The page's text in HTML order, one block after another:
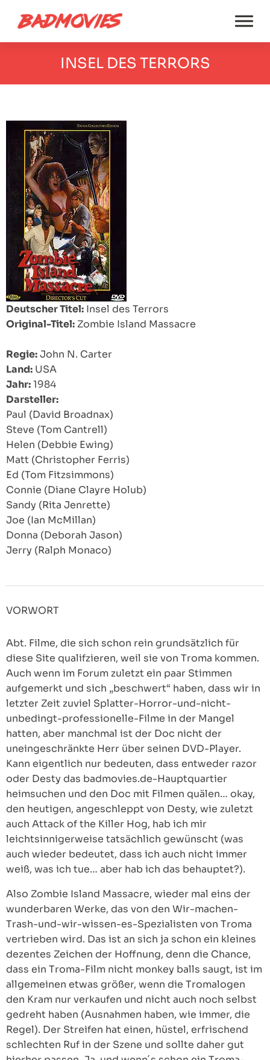
INSEL DES TERRORS
Deutscher Titel: Insel des Terrors
Original-Titel: Zombie Island Massacre
Regie:John N. Carter
Land: USA
Jahr:1984
Darsteller:
Paul (David Broadnax)
Steve (Tom Cantrell)
Helen (Debbie Ewing)
Matt (Christopher Ferris)
Ed (Tom Fitzsimmons)
Connie (Diane Clayre Holub)
Sandy (Rita Jenrette)
Joe (Ian McMillan)
Donna (Deborah Jason)
Jerry (Ralph Monaco)
VORWORT
Abt. Filme, die sich schon rein grundsätzlich für
diese Site qualifzieren, weil sie von Troma kommen.
Auch wenn im Forum zuletzt ein paar Stimmen
aufgemerkt und sich „beschwert“ haben, dass wir in
letzter Zeit zuviel Splatter-Horror-und-nicht-
unbedingt-professionelle-Filme in der Mangel
hatten, aber manchmal ist der Doc nicht der
uneingeschränkte Herr über seinen DVD-Player.
Kann eigentlich nur bedeuten, dass entweder razor
oder Desty das badmovies.de-Hauptquartier
heimsuchen und den Doc mit Filmen quälen… okay,
den heutigen, angeschleppt von Desty, wie zuletzt
auch Attack of the Killer Hog, hab ich mir
leichtsinnigerweise tatsächlich gewünscht (was
auch wieder bedeutet, dass ich auch nicht immer
weiß, was ich tue… aber hab ich das behauptet?).
Also Zombie Island Massacre, wieder mal eins der
wunderbaren Werke, das von den Wir-machen-
Trash-und-wir-wissen-es-Spezialisten von Troma
vertrieben wird. Das ist an sich ja schon ein kleines
dezentes Zeichen der Hoffnung, denn die Chance,
dass ein Troma-Film nicht monkey balls saugt, ist im
allgemeinen etwas größer, wenn die Tromalogen
den Kram nur verkaufen und nicht auch noch selbst
gedreht haben (Ausnahmen haben, wie immer, die
Regel). Der Streifen hat einen, hüstel, erfrischend
schlechten Ruf in der Szene und sollte daher gut